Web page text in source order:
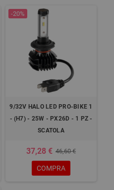
-20%
9/32V HALO LED PRO-BIKE 1
- (H7) - 25W - PX26D - 1 PZ -
SCATOLA
37,28 € 46,60 €
COMPRA